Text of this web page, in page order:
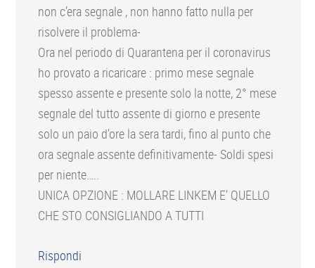
non c’era segnale , non hanno fatto nulla per
risolvere il problema-
Ora nel periodo di Quarantena per il coronavirus
ho provato a ricaricare : primo mese segnale
spesso assente e presente solo la notte, 2° mese
segnale del tutto assente di giorno e presente
solo un paio d’ore la sera tardi, fino al punto che
ora segnale assente definitivamente- Soldi spesi
per niente…..
UNICA OPZIONE : MOLLARE LINKEM E’ QUELLO
CHE STO CONSIGLIANDO A TUTTI
Rispondi